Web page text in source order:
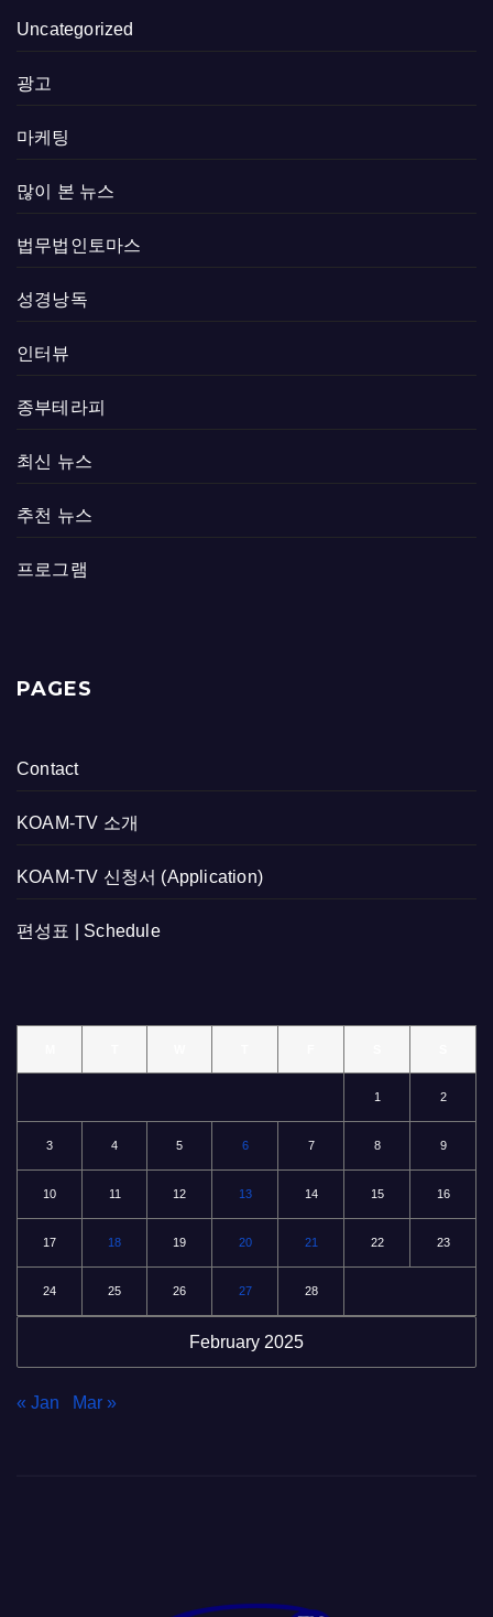
Uncategorized
광고
마케팅
많이 본 뉴스
법무법인토마스
성경낭독
인터뷰
종부테라피
최신 뉴스
추천 뉴스
프로그램
PAGES
Contact
KOAM-TV 소개
KOAM-TV 신청서 (Application)
편성표 | Schedule
February 2025
1 2
3 4 5 6 7 8 9
10 11 12 13 14 15 16
17 18 19 20 21 22 23
24 25 26 27 28
« Jan Mar »